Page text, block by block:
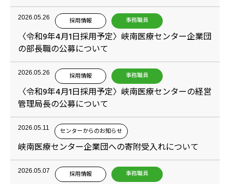
2026.05.26 採用情報 事務職員
〈令和9年4月1日採用予定〉峡南医療センター企業団
の部長職の公募について
2026.05.26 採用情報 事務職員
〈令和9年4月1日採用予定〉峡南医療センターの経営
管理局長の公募について
2026.05.11 センターからのお知らせ
峡南医療センター企業団への寄附受入れについて
2026.05.07 採用情報 事務職員